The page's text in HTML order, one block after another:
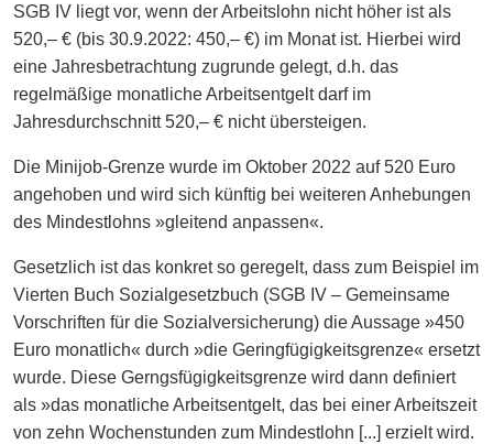
SGB IV liegt vor, wenn der Arbeitslohn nicht höher ist als
520,– € (bis 30.9.2022: 450,– €) im Monat ist. Hierbei wird
eine Jahresbetrachtung zugrunde gelegt, d.h. das
regelmäßige monatliche Arbeitsentgelt darf im
Jahresdurchschnitt 520,– € nicht übersteigen.
Die Minijob-Grenze wurde im Oktober 2022 auf 520 Euro
angehoben und wird sich künftig bei weiteren Anhebungen
des Mindestlohns »gleitend anpassen«.
Gesetzlich ist das konkret so geregelt, dass zum Beispiel im
Vierten Buch Sozialgesetzbuch (SGB IV – Gemeinsame
Vorschriften für die Sozialversicherung) die Aussage »450
Euro monatlich« durch »die Geringfügigkeitsgrenze« ersetzt
wurde. Diese Gerngsfügigkeitsgrenze wird dann definiert
als »das monatliche Arbeitsentgelt, das bei einer Arbeitszeit
von zehn Wochenstunden zum Mindestlohn [...] erzielt wird.